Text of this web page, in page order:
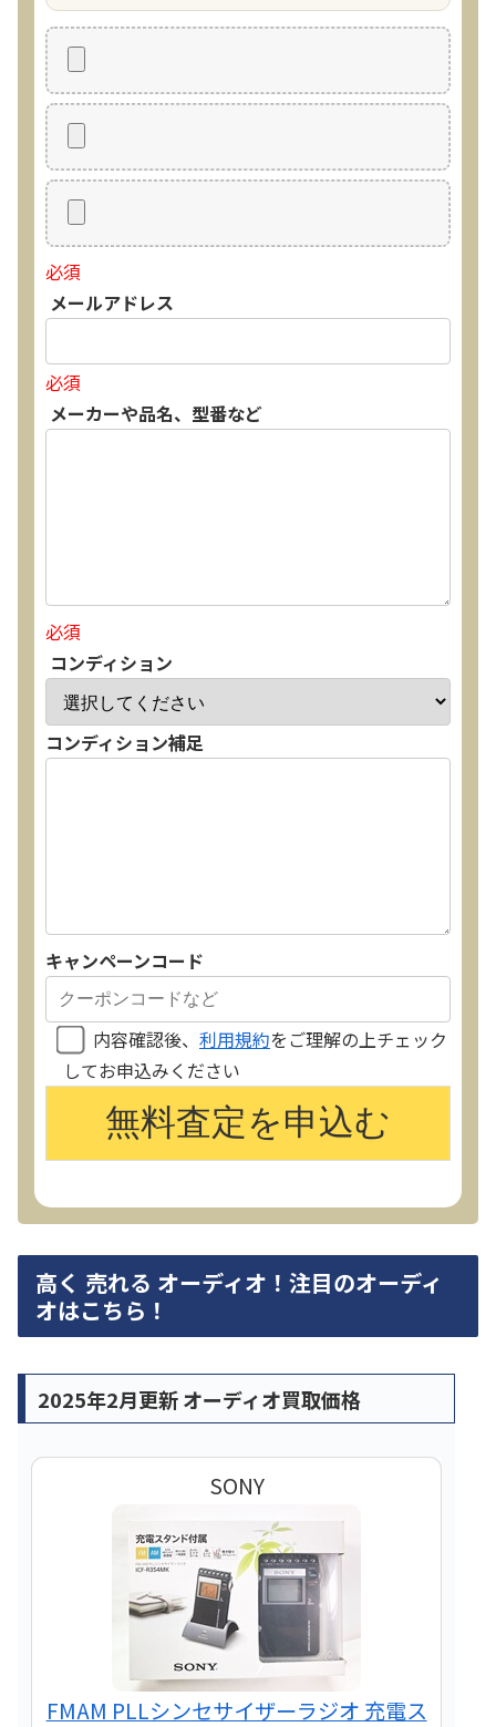
必須
メールアドレス
必須
メーカーや品名、型番など
必須
コンディション
コンディション補足
キャンペーンコード
内容確認後、 利用規約をご理解の上チェック
してお申込みください
高く 売れる オーディオ！注目のオーディ
オはこちら！
2025年2月更新 オーディオ買取価格
SONY
FMAM PLLシンセサイザーラジオ 充電ス